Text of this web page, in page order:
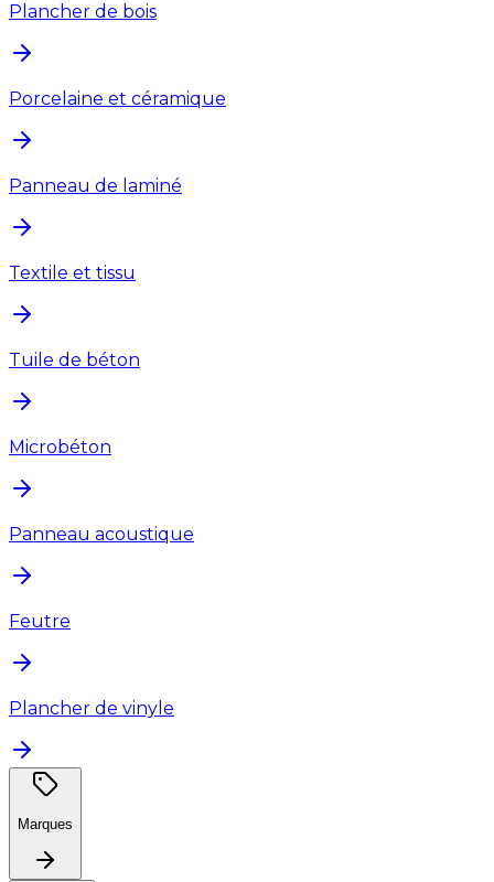
Plancher de bois
Porcelaine et céramique
Panneau de laminé
Textile et tissu
Tuile de béton
Microbéton
Panneau acoustique
Feutre
Plancher de vinyle
Marques